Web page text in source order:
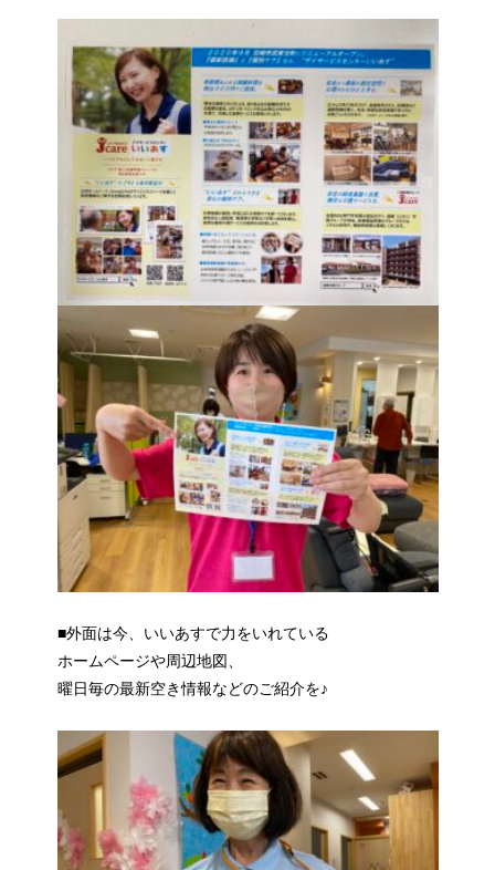
■外面は今、いいあすで力をいれている
ホームページや周辺地図、
曜日毎の最新空き情報などのご紹介を♪